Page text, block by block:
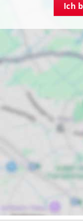
Ich